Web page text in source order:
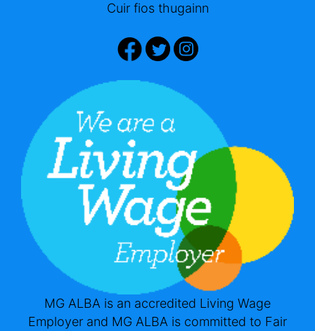
Cuir fios thugainn
MG ALBA is an accredited Living Wage
Employer and MG ALBA is committed to Fair